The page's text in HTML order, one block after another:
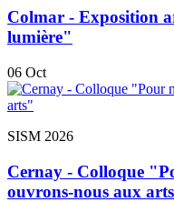
Colmar - Exposition
lumière"
06 Oct
SISM 2026
Cernay - Colloque
ouvrons-nous aux